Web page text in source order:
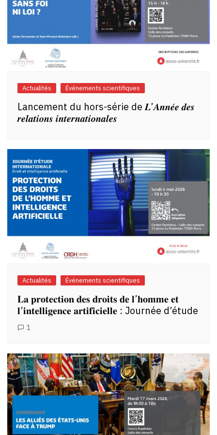
Actualités Événements scientifiques
Lancement du hors-série de 𝑳’𝑨𝒏𝒏𝒆́𝒆 𝒅𝒆𝒔
𝒓𝒆𝒍𝒂𝒕𝒊𝒐𝒏𝒔 𝒊𝒏𝒕𝒆𝒓𝒏𝒂𝒕𝒊𝒐𝒏𝒂𝒍𝒆𝒔
Actualités Événements scientifiques
𝐋𝐚 𝐩𝐫𝐨𝐭𝐞𝐜𝐭𝐢𝐨𝐧 𝐝𝐞𝐬 𝐝𝐫𝐨𝐢𝐭𝐬 𝐝𝐞 𝐥’𝐡𝐨𝐦𝐦𝐞 𝐞𝐭
𝐥’𝐢𝐧𝐭𝐞𝐥𝐥𝐢𝐠𝐞𝐧𝐜𝐞 𝐚𝐫𝐭𝐢𝐟𝐢𝐜𝐢𝐞𝐥𝐥𝐞 : Journée d’étude
1